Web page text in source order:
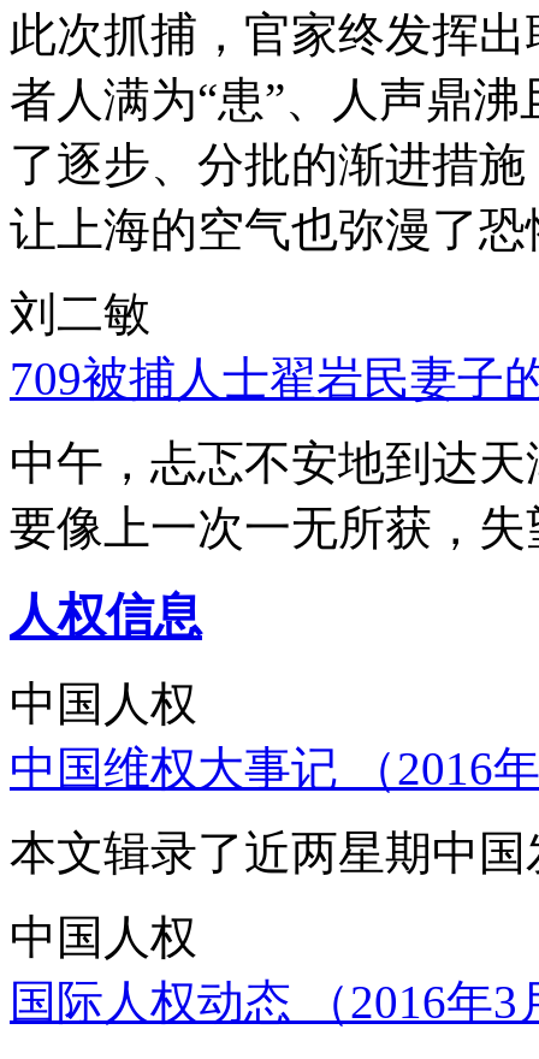
此次抓捕，官家终发挥
者人满为“患”、人声鼎
了逐步、分批的渐进措
让上海的空气也弥漫了
刘二敏
709被捕人士翟岩民妻子
中午，忐忑不安地到达
要像上一次一无所获，
人权信息
中国人权
中国维权大事记 （2016
本文辑录了近两星期中
中国人权
国际人权动态 （2016年